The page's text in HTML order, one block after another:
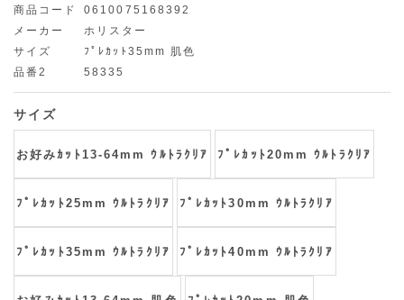
商品コード
0610075168392
メーカー
ホリスター
サイズ
ﾌﾟﾚｶｯﾄ35mm 肌色
品番2
58335
サイズ
お好みｶｯﾄ13-64mm ｳﾙﾄﾗｸﾘｱ ﾌﾟﾚｶｯﾄ20mm ｳﾙﾄﾗｸﾘｱ
ﾌﾟﾚｶｯﾄ25mm ｳﾙﾄﾗｸﾘｱ ﾌﾟﾚｶｯﾄ30mm ｳﾙﾄﾗｸﾘｱ
ﾌﾟﾚｶｯﾄ35mm ｳﾙﾄﾗｸﾘｱ ﾌﾟﾚｶｯﾄ40mm ｳﾙﾄﾗｸﾘｱ